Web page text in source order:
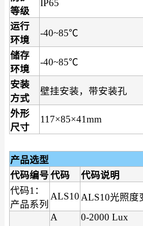
等级
IP65
运行
环境
-40~85℃
储存
环境
-40~85℃
安装
方式
壁挂安装，带安装孔
外形
尺寸
117×85×41mm
产品选型
代码编号代码
代码说明
代码1：
产品系列
ALS10 ALS10光照度
A
0-2000 Lux